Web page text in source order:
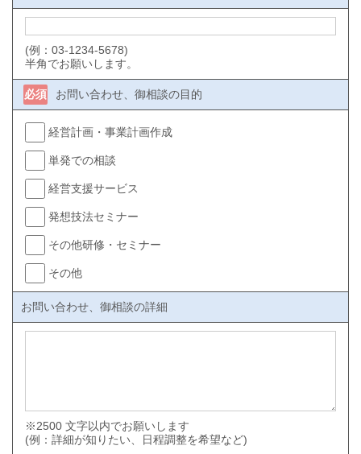
(例：03-1234-5678)
半角でお願いします。
お問い合わせ、御相談の目的
必須
経営計画・事業計画作成
単発での相談
経営支援サービス
発想技法セミナー
その他研修・セミナー
その他
お問い合わせ、御相談の詳細
※2500 文字以内でお願いします
(例：詳細が知りたい、日程調整を希望など)